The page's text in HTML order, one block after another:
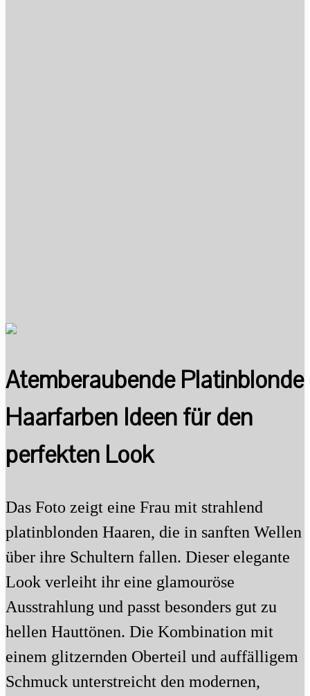
Atemberaubende Platinblonde
Haarfarben Ideen für den
perfekten Look
Das Foto zeigt eine Frau mit strahlend
platinblonden Haaren, die in sanften Wellen
über ihre Schultern fallen. Dieser elegante
Look verleiht ihr eine glamouröse
Ausstrahlung und passt besonders gut zu
hellen Hauttönen. Die Kombination mit
einem glitzernden Oberteil und auffälligem
Schmuck unterstreicht den modernen,